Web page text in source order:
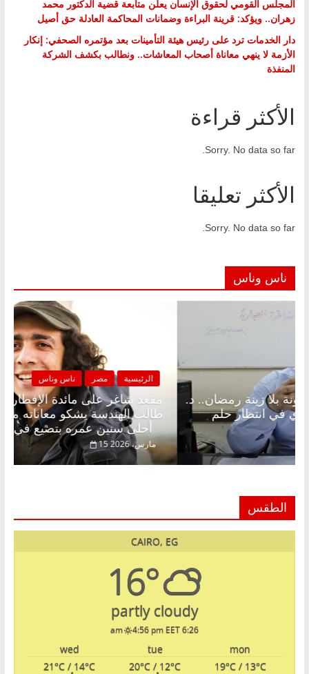
المجلس القومي لحقوق الإنسان يعلن متابعة قضية الدكتور محمد
زهران.. ويؤكد: قرينة البراءة وضمانات المحاكمة العادلة حق أصيل
دار الخدمات ترد على رئيس هيئة التأمينات بعد مؤتمره الصحفي: إنكار
الأزمة لا ينهي معاناة أصحاب المعاشات.. ونطالب بكشف الشركة
المنفذة
الأكثر قراءة
Sorry. No data so far.
الأكثر تعليقا
Sorry. No data so far.
ناس وناس
الرئيسية
مقعد
طالب
أحلى سنين عمره بتضيع في السجن
15 مارس، 2026
مصر
شاغر على الإفطار وبلكونة بلا زينة رمضان.. د.
فاروق خبير اقتصادي في انتظار حلم
2026
الطقس
CAIRO, EG
16°
partly cloudy
6:26 am
4:56 pm EET
mon
tue
wed
19°C/ 13°C
20°C / 12°C
21°C / 14°C